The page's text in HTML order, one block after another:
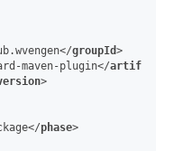
</groupId>
maven-plugin</artifactId
>
</phase>